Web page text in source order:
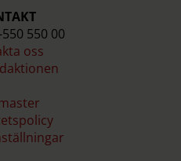
550 00
oss